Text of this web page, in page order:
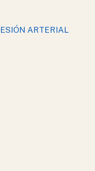
ARTERIAL